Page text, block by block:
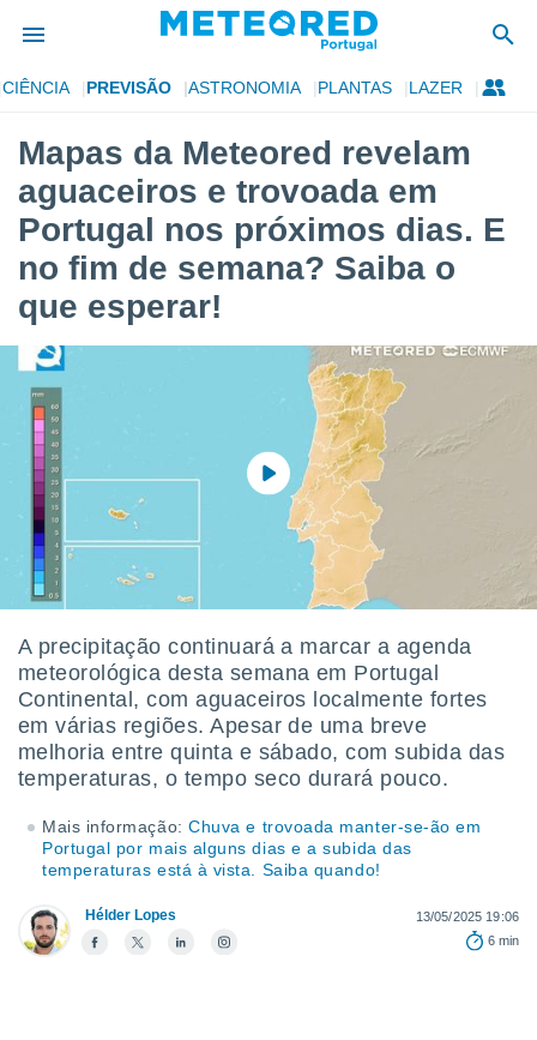
da
foi
para
as
fornecidas
a este
e
forma
digital
ou
permite-
a nossa
de alta
a
ou
ACEITAR
CONTINUAR
CONFIGURAÇÕES
CIÊNCIA PREVISÃO ASTRONOMIA PLANTAS LAZER
Mapas da Meteored revelam
aguaceiros e trovoada em
Portugal nos próximos dias. E
no fim de semana? Saiba o
que esperar!
A precipitação continuará a marcar a agenda
meteorológica desta semana em Portugal
Continental, com aguaceiros localmente fortes
em várias regiões. Apesar de uma breve
melhoria entre quinta e sábado, com subida das
temperaturas, o tempo seco durará pouco.
Mais informação:Chuva e trovoada manter-se-ão em
Portugal por mais alguns dias e a subida das
temperaturas está à vista. Saiba quando!
Hélder Lopes
13/05/2025 19:06
6 min